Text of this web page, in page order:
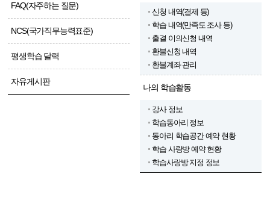
FAQ(자주하는 질문)
NCS(국가직무능력표준)
평생학습 달력
자유게시판
신청 내역(결제 등)
학습 내역(만족도 조사 등)
출결 이의신청 내역
환불신청 내역
환불계좌 관리
나의 학습활동
강사 정보
학습동아리 정보
동아리 학습공간 예약 현황
학습 사랑방 예약 현황
학습사랑방 지정 정보